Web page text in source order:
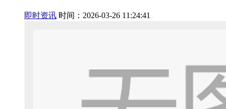
即时资讯 时间：2026-03-26 11:24:41